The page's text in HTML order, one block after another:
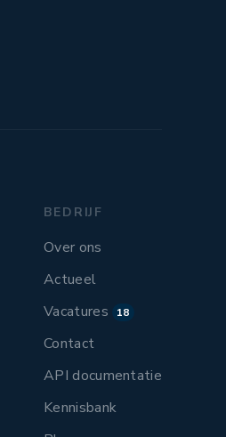
BEDRIJF
Over ons
Actueel
Vacatures
18
Contact
API documentatie
Kennisbank